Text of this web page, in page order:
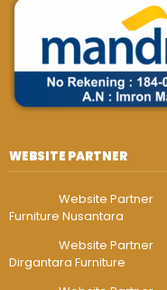
WEBSITE PARTNER
Website Partner
Furniture Nusantara
Website Partner
Dirgantara Furniture